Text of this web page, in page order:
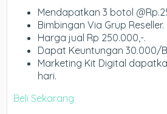
Mendapatkan 3 botol
Bimbingan Via Grup Reseller.
Harga jual Rp 250.000,-.
Dapat Keuntungan 30.000/
Marketing Kit Digital
hari.
Beli Sekarang